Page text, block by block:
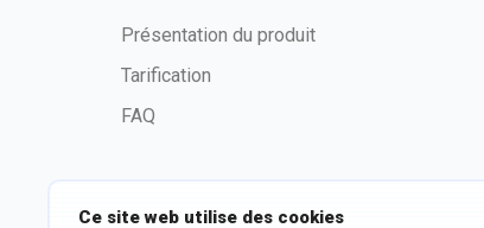
Ce site web utilise des cookies
Présentation du produit
Tarification
FAQ